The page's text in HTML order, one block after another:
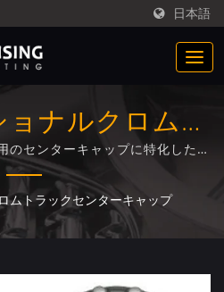
日本語
ナルクロムト
キャップ電気
サービス
センターキャップに特化した明
プラスチック基板コーティング
を使用。
ムトラックセンターキャップ